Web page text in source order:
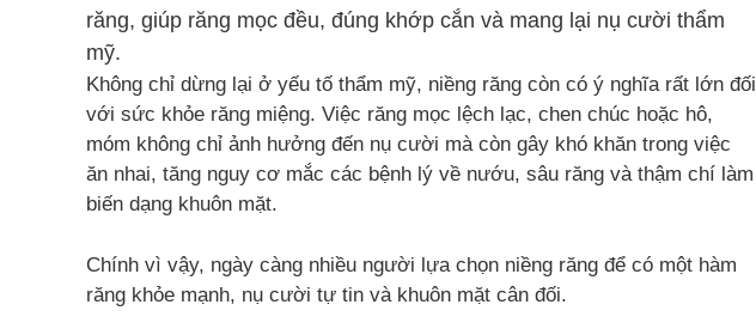
răng, giúp răng mọc đều, đúng khớp cắn và mang lại nụ cười thẩm
mỹ.
Không chỉ dừng lại ở yếu tố thẩm mỹ, niềng răng còn có ý nghĩa rất lớn đối
với sức khỏe răng miệng. Việc răng mọc lệch lạc, chen chúc hoặc hô,
móm không chỉ ảnh hưởng đến nụ cười mà còn gây khó khăn trong việc
ăn nhai, tăng nguy cơ mắc các bệnh lý về nướu, sâu răng và thậm chí làm
biến dạng khuôn mặt.
Chính vì vậy, ngày càng nhiều người lựa chọn niềng răng để có một hàm
răng khỏe mạnh, nụ cười tự tin và khuôn mặt cân đối.